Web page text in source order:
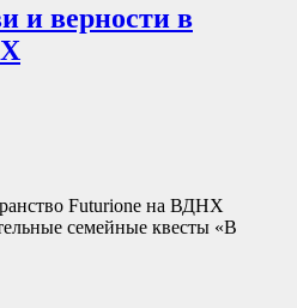
и верности в
Futurione на ВДНХ
семейные квесты «В